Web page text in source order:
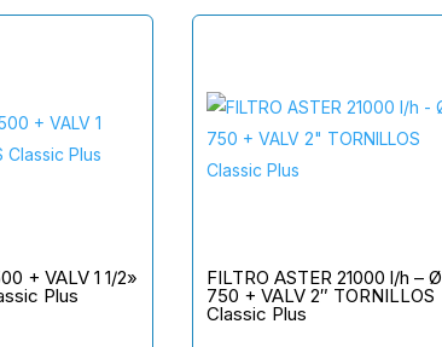
+ VALV 1 1/2»
Plus
FILTRO ASTER 21000 l/h – Ø
750 + VALV 2″ TORNILLOS
Classic Plus